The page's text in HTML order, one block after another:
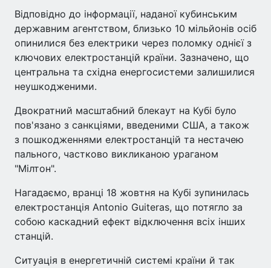
Відповідно до інформації, наданої кубинським
державним агентством, близько 10 мільйонів осіб
опинилися без електрики через поломку однієї з
ключових електростанцій країни. Зазначено, що
центральна та східна енергосистеми залишилися
неушкодженими.
Двократний масштабний блекаут на Кубі було
пов'язано з санкціями, введеними США, а також
з пошкодженнями електростанцій та нестачею
пального, частково викликаною ураганом
"Мілтон".
Нагадаємо, вранці 18 жовтня на Кубі зупинилась
електростанція Antonio Guiteras, що потягло за
собою каскадний ефект відключення всіх інших
станцій.
Ситуація в енергетичній системі країни й так